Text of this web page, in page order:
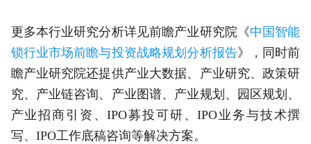
更多本行业研究分析详见前瞻产业研究院《中国智能
锁行业市场前瞻与投资战略规划分析报告》，同时前
瞻产业研究院还提供产业大数据、产业研究、政策研
究、产业链咨询、产业图谱、产业规划、园区规划、
产业招商引资、IPO募投可研、IPO业务与技术撰
写、IPO工作底稿咨询等解决方案。